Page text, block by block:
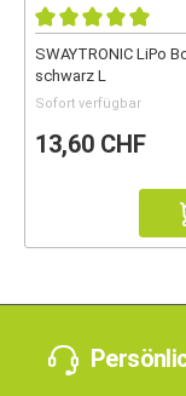
SWAYTRONIC LiPo
schwarz L
Sofort verfügbar
13,60 CHF